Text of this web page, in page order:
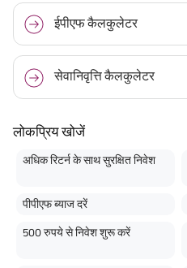
ईपीएफ कैलकुलेटर
सेवानिवृत्ति कैलकुलेटर
लोकप्रिय खोजें
अधिक रिटर्न के साथ सुरक्षित निवेश
पीपीएफ ब्याज दरें
500 रुपये से निवेश शुरू करें